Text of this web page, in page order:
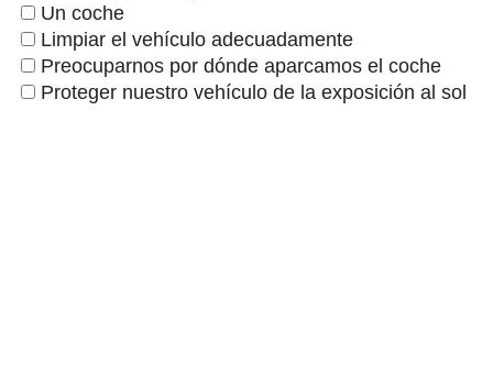
Un coche
Limpiar el vehículo adecuadamente
Preocuparnos por dónde aparcamos el coche
Proteger nuestro vehículo de la exposición al sol